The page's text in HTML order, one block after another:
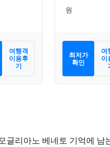
여행객
이용후
기
최저가
확인
여
이
글리아노 베네토 기억에 남